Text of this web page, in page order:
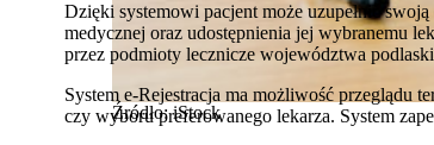
Źródło: iStock
Dzięki systemowi pacjent może uzupełnić
medycznej oraz udostępnienia jej wybranemu
przez podmioty lecznicze województwa
System e-Rejestracja ma możliwość przeglądu
czy wyboru preferowanego lekarza. System